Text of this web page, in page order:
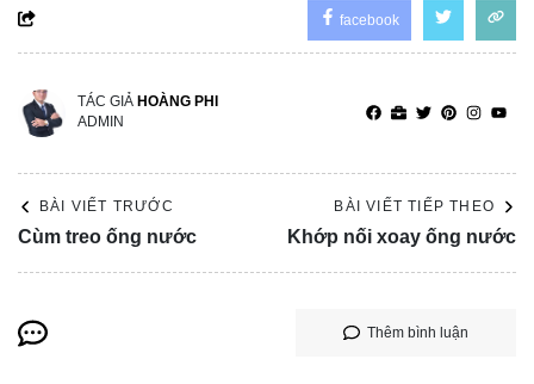
facebook
TÁC GIẢ HOÀNG PHI
ADMIN
BÀI VIẾT TRƯỚC
Cùm treo ống nước
BÀI VIẾT TIẾP THEO
Khớp nối xoay ống nước
Thêm bình luận